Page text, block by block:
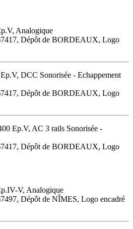
Analogique
Dépôt de BORDEAUX, Logo
DCC Sonorisée - Echappement
Dépôt de BORDEAUX, Logo
Ep.V, AC 3 rails Sonorisée -
Dépôt de BORDEAUX, Logo
V, Analogique
Dépôt de NÎMES, Logo encadré